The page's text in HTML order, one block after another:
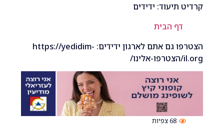
ידידים
הצטרפו גם אתם לארגון ידידים: https://yedidim-